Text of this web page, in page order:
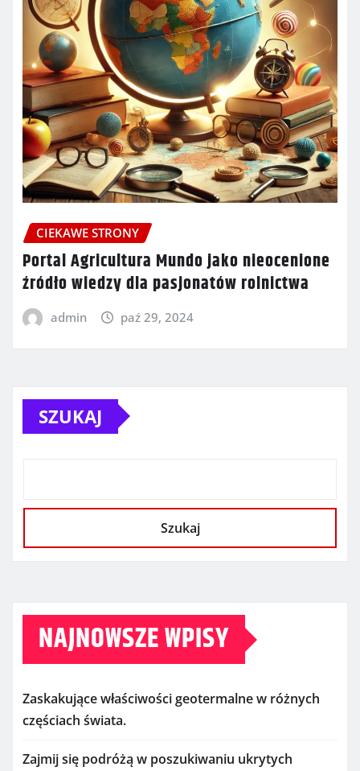
CIEKAWE STRONY
Portal Agricultura Mundo jako nieocenione
źródło wiedzy dla pasjonatów rolnictwa
admin paź 29, 2024
SZUKAJ
Szukaj
NAJNOWSZE WPISY
Zaskakujące właściwości geotermalne w różnych
częściach świata.
Zajmij się podróżą w poszukiwaniu ukrytych